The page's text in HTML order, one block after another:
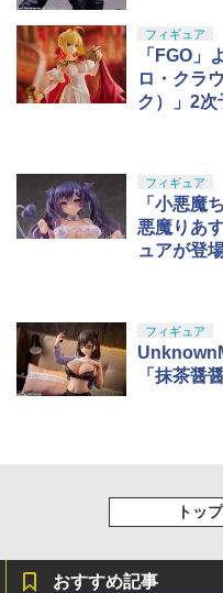
ちゃ
し活
￥
フィギュア
「FGO」
ロ・クラ
ク）」2次
フィギュア
「小悪魔
悪魔りあ
ュアが登
フィギュア
「抹茶醤
トッ
おすすめ記事